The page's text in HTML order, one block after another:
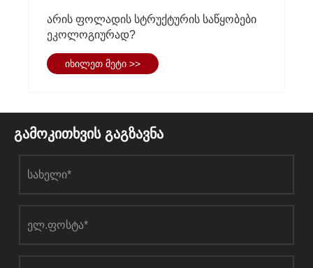
არის ფოლადის სტრუქტურის საწყობები
ეკოლოგიურად?
იხილეთ მეტი >>
გამოკითხვის გაგზავნა